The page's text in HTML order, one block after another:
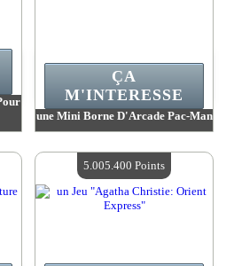
une Mini Borne D'Arcade Pac-Man
Quantité Disponible :4
ÇA
M'INTERESSE
5.005.400 Points